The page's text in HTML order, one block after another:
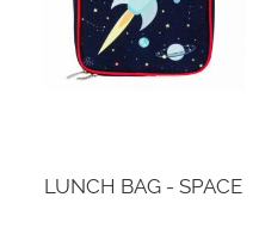
LUNCH BAG - SPACE